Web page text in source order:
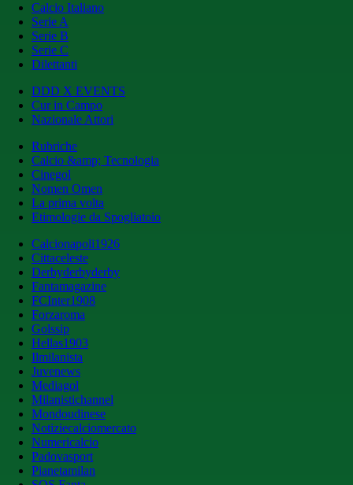
Calcio Italiano
Serie A
Serie B
Serie C
Dilettanti
DDD X EVENTS
Cur in Campo
Nazionale Attori
Rubriche
Calcio &amp; Tecnologia
Cinegol
Nomen Omen
La prima volta
Etimologie da Spogliatoio
Calcionapoli1926
Cittaceleste
Derbyderbyderby
Fantamagazine
FCInter1908
Forzaroma
Golssip
Hellas1903
Ilmilanista
Juvenews
Mediagol
Milanistichannel
Mondoudinese
Notiziecalciomercato
Numericalcio
Padovasport
Pianetamilan